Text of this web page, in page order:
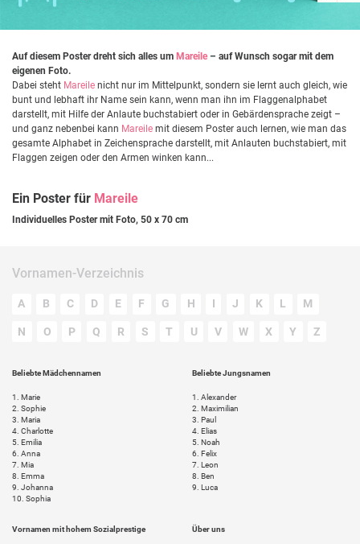
Auf diesem Poster dreht sich alles um Mareile– auf Wunsch sogar mit dem
eigenen Foto.
Dabei steht Mareile nicht nur im Mittelpunkt, sondern sie lernt auch gleich, wie
bunt und lebhaft ihr Name sein kann, wenn man ihn im Flaggenalphabet
darstellt, mit Hilfe der Anlaute buchstabiert oder in Gebärdensprache zeigt –
und ganz nebenbei kann Mareile mit diesem Poster auch lernen, wie man das
gesamte Alphabet in Zeichensprache darstellt, mit Anlauten buchstabiert, mit
Flaggen zeigen oder den Armen winken kann...
Ein Poster für Mareile
Individuelles Poster mit Foto, 50 x 70 cm
Vornamen-Verzeichnis
A B C D E F G H I J K L M
N O P Q R S T U V W X Y Z
Beliebte Mädchennamen
1.
Marie
2. Sophie
3. Maria
4. Charlotte
5. Emilia
6. Anna
7. Mia
8. Emma
9. Johanna
10. Sophia
Beliebte Jungsnamen
1.
Alexander
2. Maximilian
3. Paul
4. Elias
5. Noah
6. Felix
7. Leon
8. Ben
9. Luca
Vornamen mit hohem Sozialprestige Über uns